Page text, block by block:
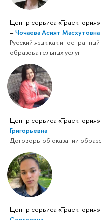
Центр сервиса
– Чочаева Асият Масхутовна
Русский язык как
образовательных услуг
Центр сервиса
Григорьевна
Договоры об оказании
Центр сервиса